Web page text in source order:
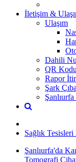
İletişim &
Ulaşım
Dahili
QR
Rapor
Şark
Sağlık
Şanlıurfa'da
Tomografi